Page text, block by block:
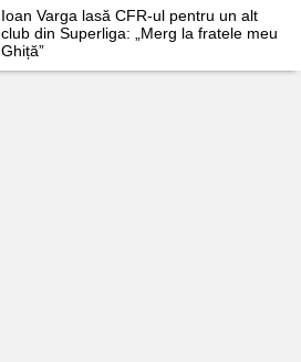
Ioan Varga lasă CFR-ul pentru un alt
club din Superliga: „Merg la fratele meu
Ghiță”